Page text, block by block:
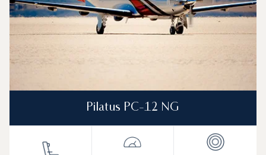
Pilatus PC-12 NG